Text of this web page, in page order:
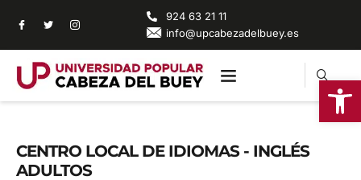
924 63 21 11
info@upcabezadelbuey.es
CENTRO LOCAL DE IDIOMAS - INGLÉS
ADULTOS
Abrir